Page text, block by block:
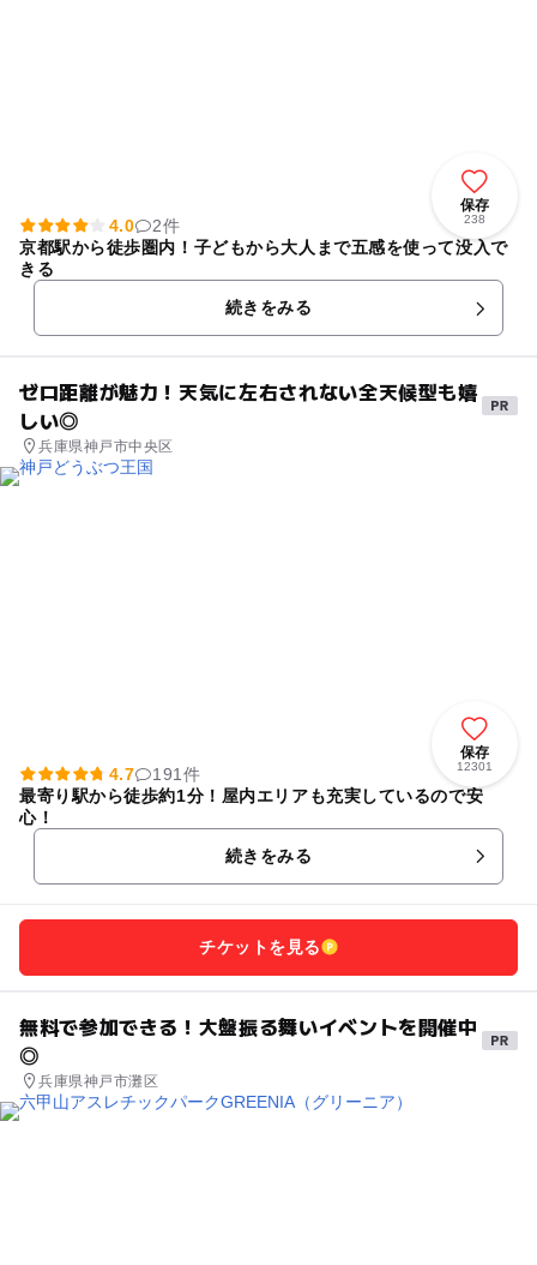
保存
238
4.0
2件
京都駅から徒歩圏内！子どもから大人まで五感を使って没入で
きる
続きをみる
ゼロ距離が魅力！天気に左右されない全天候型も嬉
しい◎
兵庫県神戸市中央区
保存
12301
4.7
191件
最寄り駅から徒歩約1分！屋内エリアも充実しているので安
心！
続きをみる
チケットを見る
無料で参加できる！大盤振る舞いイベントを開催中
◎
兵庫県神戸市灘区